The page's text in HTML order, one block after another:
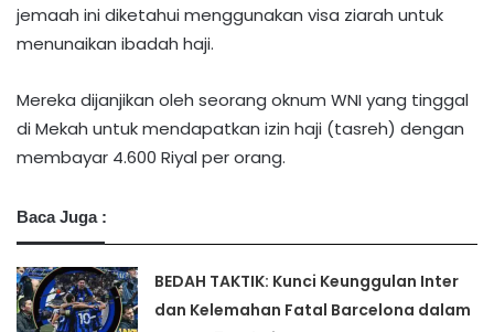
jemaah ini diketahui menggunakan visa ziarah untuk
menunaikan ibadah haji.
Mereka dijanjikan oleh seorang oknum WNI yang tinggal
di Mekah untuk mendapatkan izin haji (tasreh) dengan
membayar 4.600 Riyal per orang.
Baca Juga :
BEDAH TAKTIK: Kunci Keunggulan Inter
dan Kelemahan Fatal Barcelona dalam